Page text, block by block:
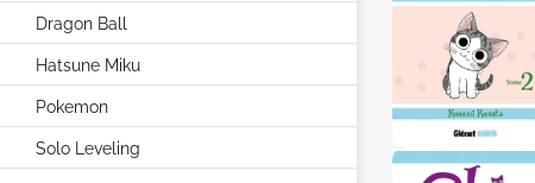
Dragon Ball
Hatsune Miku
Pokemon
Solo Leveling